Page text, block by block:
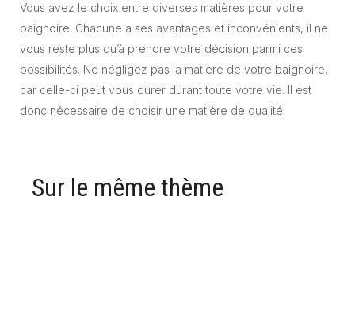
Vous avez le choix entre diverses matières pour votre
baignoire. Chacune a ses avantages et inconvénients, il ne
vous reste plus qu’à prendre votre décision parmi ces
possibilités. Ne négligez pas la matière de votre baignoire,
car celle-ci peut vous durer durant toute votre vie. Il est
donc nécessaire de choisir une matière de qualité.
Sur le même thème